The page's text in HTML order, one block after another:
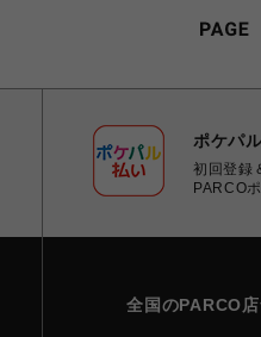
ポケパ
初回登録
PARCO
全国のPARCO